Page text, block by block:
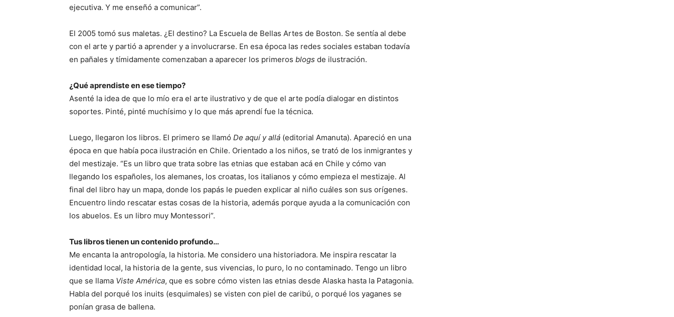
ejecutiva. Y me enseñó a comunicar”.
El 2005 tomó sus maletas. ¿El destino? La Escuela de Bellas Artes de Boston. Se sentía al debe
con el arte y partió a aprender y a involucrarse. En esa época las redes sociales estaban todavía
en pañales y tímidamente comenzaban a aparecer los primeros blogs de ilustración.
¿Qué aprendiste en ese tiempo?
Asenté la idea de que lo mío era el arte ilustrativo y de que el arte podía dialogar en distintos
soportes. Pinté, pinté muchísimo y lo que más aprendí fue la técnica.
Luego, llegaron los libros. El primero se llamó De aquí y allá (editorial Amanuta). Apareció en una
época en que había poca ilustración en Chile. Orientado a los niños, se trató de los inmigrantes y
del mestizaje. “Es un libro que trata sobre las etnias que estaban acá en Chile y cómo van
llegando los españoles, los alemanes, los croatas, los italianos y cómo empieza el mestizaje. Al
final del libro hay un mapa, donde los papás le pueden explicar al niño cuáles son sus orígenes.
Encuentro lindo rescatar estas cosas de la historia, además porque ayuda a la comunicación con
los abuelos. Es un libro muy Montessori”.
Tus libros tienen un contenido profundo…
Me encanta la antropología, la historia. Me considero una historiadora. Me inspira rescatar la
identidad local, la historia de la gente, sus vivencias, lo puro, lo no contaminado. Tengo un libro
que se llama Viste América, que es sobre cómo visten las etnias desde Alaska hasta la Patagonia.
Habla del porqué los inuits (esquimales) se visten con piel de caribú, o porqué los yaganes se
ponían grasa de ballena.